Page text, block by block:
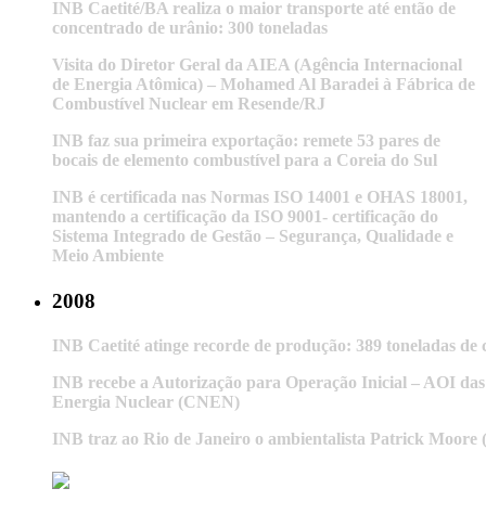
INB Caetité/BA realiza o maior transporte até então de
concentrado de urânio: 300 toneladas
Visita do Diretor Geral da AIEA (Agência Internacional
de Energia Atômica) – Mohamed Al Baradei à Fábrica de
Combustível Nuclear em Resende/RJ
INB faz sua primeira exportação: remete 53 pares de
bocais de elemento combustível para a Coreia do Sul
INB é certificada nas Normas ISO 14001 e OHAS 18001,
mantendo a certificação da ISO 9001- certificação do
Sistema Integrado de Gestão – Segurança, Qualidade e
Meio Ambiente
2008
INB Caetité atinge recorde de produção: 389 toneladas de
INB recebe a Autorização para Operação Inicial – AOI
Energia Nuclear (CNEN)
INB traz ao Rio de Janeiro o ambientalista Patrick Moore